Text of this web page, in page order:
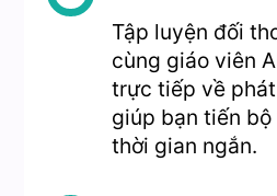
Tập luyện đối
cùng giáo viên
trực tiếp về
giúp bạn tiến
thời gian ngắn.